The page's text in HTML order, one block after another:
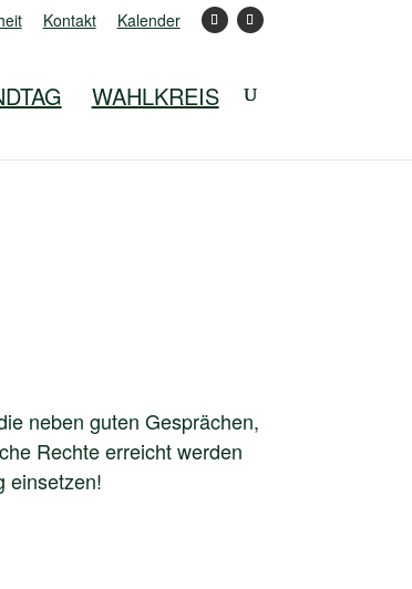
Kontakt Kalender
WAHLKREIS
neben guten Gesprächen,
Rechte erreicht werden
einsetzen!